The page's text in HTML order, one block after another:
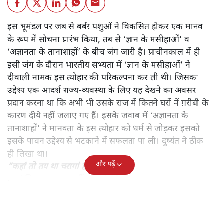
इस भूमंडल पर जब से बर्बर पशुओं ने विकसित होकर एक मानव
के रूप में सोचना प्रारंभ किया, तब से ‘ज्ञान के मसीहाओं’ व
‘अज्ञानता के तानाशाहों’ के बीच जंग जारी है। प्राचीनकाल में ही
इसी जंग के दौरान भारतीय सभ्यता में ‘ज्ञान के मसीहाओं’ ने
दीवाली नामक इस त्योहार की परिकल्पना कर ली थी। जिसका
उद्देश्य एक आदर्श राज्य-व्यवस्था के लिए यह देखने का अवसर
प्रदान करना था कि अभी भी उसके राज में कितने घरों में ग़रीबी के
कारण दीये नहीं जलाए गए हैं। इसके जवाब में ‘अज्ञानता के
तानाशाहों’ ने मानवता के इस त्योहार को धर्म से जोड़कर इसको
इसके पावन उद्देश्य से भटकाने में सफलता पा ली। दुष्यंत ने ठीक
ही लिखा था।
“कहां तो तय था चरागां हरेक घर के लिए,
और पढ़ें